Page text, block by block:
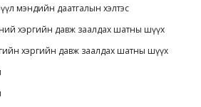
мэндийн даатгалын хэлтэс
хэргийн давж заалдах шатны шүүх
хэргийн давж заалдах шатны шүүх